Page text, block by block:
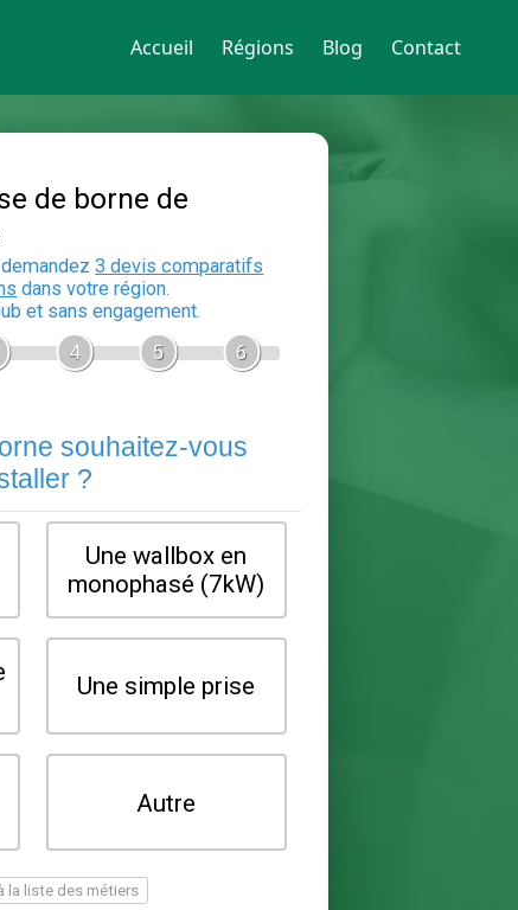
Accueil Régions Blog Contact
recharge
En 5 minutes, demandez
auxelectriciensdans votre région.
Gratuit, sans pub et sans engagement.
Quel type de borne souhaitez-
installer ?
Une wallbox en
Une prise renforcée
(type greenup)